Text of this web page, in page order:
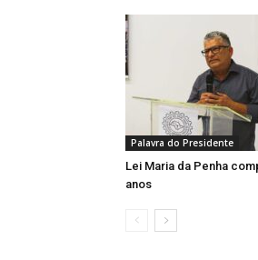
Palavra do Presidente
Lei Maria da Penha
anos